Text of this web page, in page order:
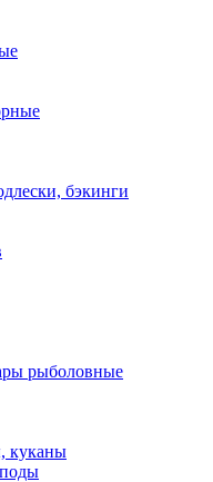
бэкинги
рыболовные
куканы